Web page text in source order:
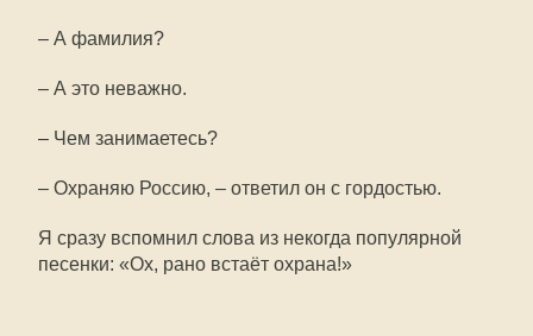
– А фамилия?
– А это неважно.
– Чем занимаетесь?
– Охраняю Россию, – ответил он с гордостью.
Я сразу вспомнил слова из некогда популярной
песенки: «Ох, рано встаёт охрана!»